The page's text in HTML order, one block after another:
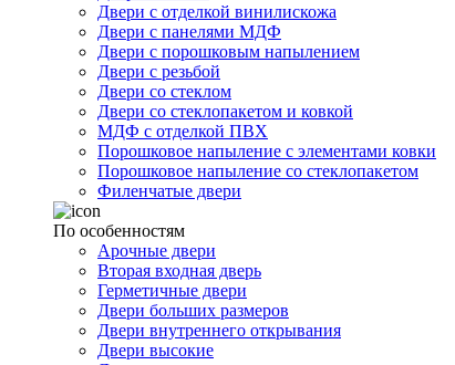
Двери с отделкой винилискожа
Двери с панелями МДФ
Двери с порошковым напылением
Двери с резьбой
Двери со стеклом
Двери со стеклопакетом и ковкой
МДФ с отделкой ПВХ
Порошковое напыление с элементами ковки
Порошковое напыление со стеклопакетом
Филенчатые двери
По особенностям
Арочные двери
Вторая входная дверь
Герметичные двери
Двери больших размеров
Двери внутреннего открывания
Двери высокие